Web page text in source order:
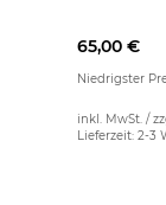
65,00 €
Niedrigster
inkl. MwSt. /
Lieferzeit: 2-3